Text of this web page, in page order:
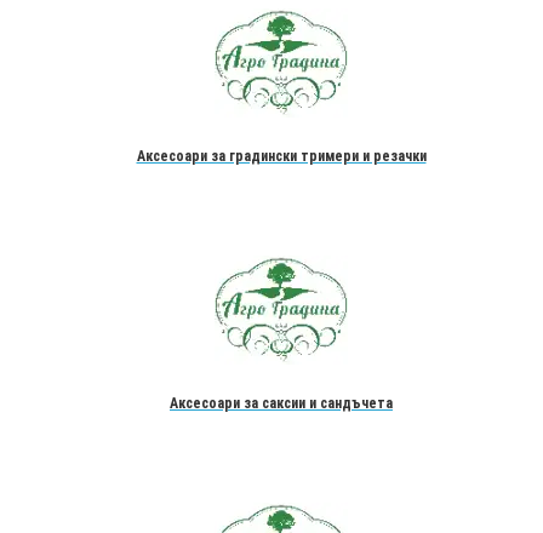
Аксесоари за градински тримери и резачки
Аксесоари за саксии и сандъчета